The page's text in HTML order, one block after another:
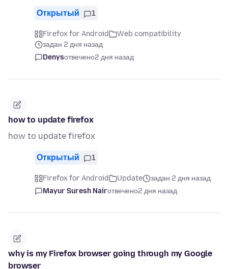
Открытый 1
Firefox for Android
Web compatibility
задан 2 дня назад
Denysотвечено2 дня назад
how to update firefox
how to update firefox
Открытый 1
Firefox for Android Update
задан 2 дня назад
Mayur Suresh Nairотвечено2 дня назад
why is my Firefox browser going through my Google
browser